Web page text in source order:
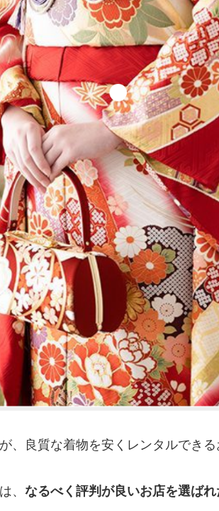
、良質な着物を安くレンタルできる
、 なるべく評判が良いお店を選ば